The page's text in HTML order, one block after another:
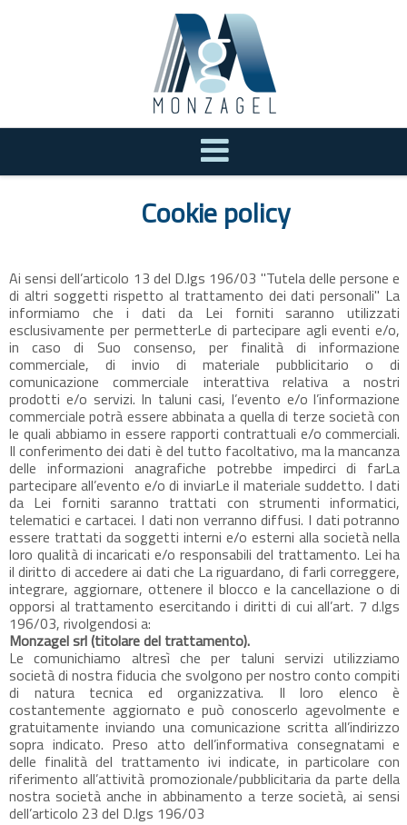
Cookie policy
Ai sensi dell’articolo 13 del D.lgs 196/03 "Tutela delle persone e
di altri soggetti rispetto al trattamento dei dati personali" La
informiamo che i dati da Lei forniti saranno utilizzati
esclusivamente per permetterLe di partecipare agli eventi e/o,
in caso di Suo consenso, per finalità di informazione
commerciale, di invio di materiale pubblicitario o di
comunicazione commerciale interattiva relativa a nostri
prodotti e/o servizi. In taluni casi, l’evento e/o l’informazione
commerciale potrà essere abbinata a quella di terze società con
le quali abbiamo in essere rapporti contrattuali e/o commerciali.
Il conferimento dei dati è del tutto facoltativo, ma la mancanza
delle informazioni anagrafiche potrebbe impedirci di farLa
partecipare all’evento e/o di inviarLe il materiale suddetto. I dati
da Lei forniti saranno trattati con strumenti informatici,
telematici e cartacei. I dati non verranno diffusi. I dati potranno
essere trattati da soggetti interni e/o esterni alla società nella
loro qualità di incaricati e/o responsabili del trattamento. Lei ha
il diritto di accedere ai dati che La riguardano, di farli correggere,
integrare, aggiornare, ottenere il blocco e la cancellazione o di
opporsi al trattamento esercitando i diritti di cui all’art. 7 d.lgs
196/03, rivolgendosi a:
Monzagel srl (titolare del trattamento).
Le comunichiamo altresì che per taluni servizi utilizziamo
società di nostra fiducia che svolgono per nostro conto compiti
di natura tecnica ed organizzativa. Il loro elenco è
costantemente aggiornato e può conoscerlo agevolmente e
gratuitamente inviando una comunicazione scritta all’indirizzo
sopra indicato. Preso atto dell’informativa consegnatami e
delle finalità del trattamento ivi indicate, in particolare con
riferimento all’attività promozionale/pubblicitaria da parte della
nostra società anche in abbinamento a terze società, ai sensi
dell’articolo 23 del D.lgs 196/03